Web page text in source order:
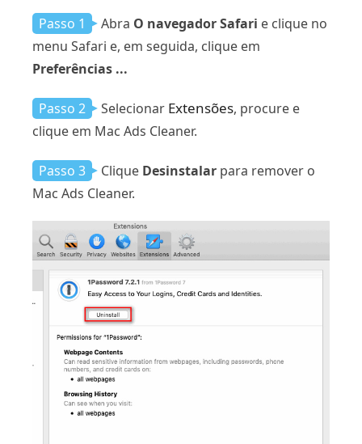
Passo 1 Abra O navegador Safari e clique no
menu Safari e, em seguida, clique em
Preferências ...
Passo 2 Selecionar Extensões, procure e
clique em Mac Ads Cleaner.
Passo 3 Clique Desinstalar para remover o
Mac Ads Cleaner.